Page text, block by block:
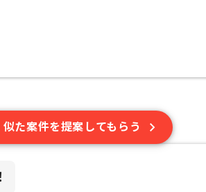
似た案件を提案してもらう